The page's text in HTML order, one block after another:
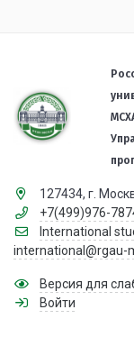
127434, г.
+7(499)976-
International
international@rgau-
Версия для
Войти